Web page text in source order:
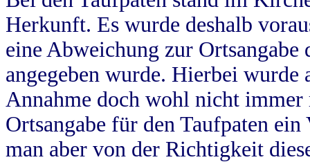
Herkunft. Es wurde deshalb
eine Abweichung zur
angegeben wurde. Hierbei wurde
Annahme doch wohl nicht
Ortsangabe für den Taufpaten
man aber von der Richtigkeit